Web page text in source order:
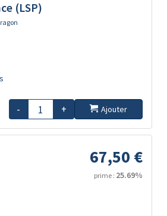
(LSP)
- + Ajouter
67,50 €
prime : 25.69%